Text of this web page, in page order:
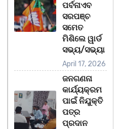
ପର୍ବନାଏବ
ସରପଞ୍ଚ
ସମେତ
ମିଶିଲେ ୱାର୍ଡ
ସଭ୍ୟ/ସଭ୍ୟା
April 17, 2026
ଜନଗଣନା
କାର୍ଯ୍ୟକ୍ରମ
ପାଇଁ ନିଯୁକ୍ତି
ପତ୍ର
ପ୍ରଦାନ